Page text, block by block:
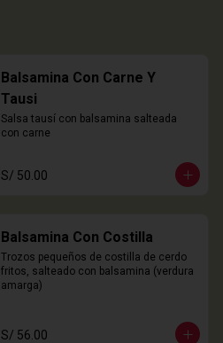
Balsamina Con Carne Y
Tausi
Salsa tausí con balsamina salteada
con carne
S/ 50.00
Balsamina Con Costilla
Trozos pequeños de costilla de cerdo
fritos, salteado con balsamina (verdura
amarga)
S/ 56.00